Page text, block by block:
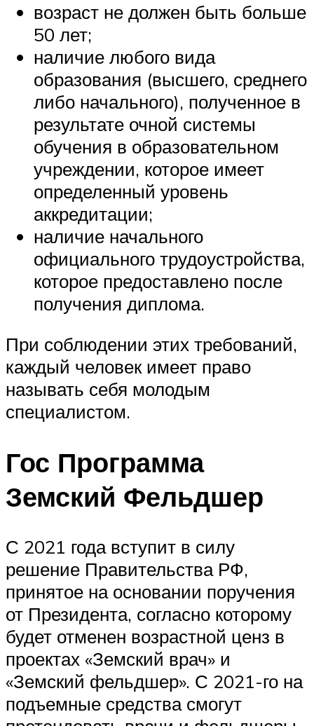
возраст не должен быть больше
50 лет;
наличие любого вида
образования (высшего, среднего
либо начального), полученное в
результате очной системы
обучения в образовательном
учреждении, которое имеет
определенный уровень
аккредитации;
наличие начального
официального трудоустройства,
которое предоставлено после
получения диплома.
При соблюдении этих требований,
каждый человек имеет право
называть себя молодым
специалистом.
Гос Программа
Земский Фельдшер
С 2021 года вступит в силу
решение Правительства РФ,
принятое на основании поручения
от Президента, согласно которому
будет отменен возрастной ценз в
проектах «Земский врач» и
«Земский фельдшер». С 2021-го на
подъемные средства смогут